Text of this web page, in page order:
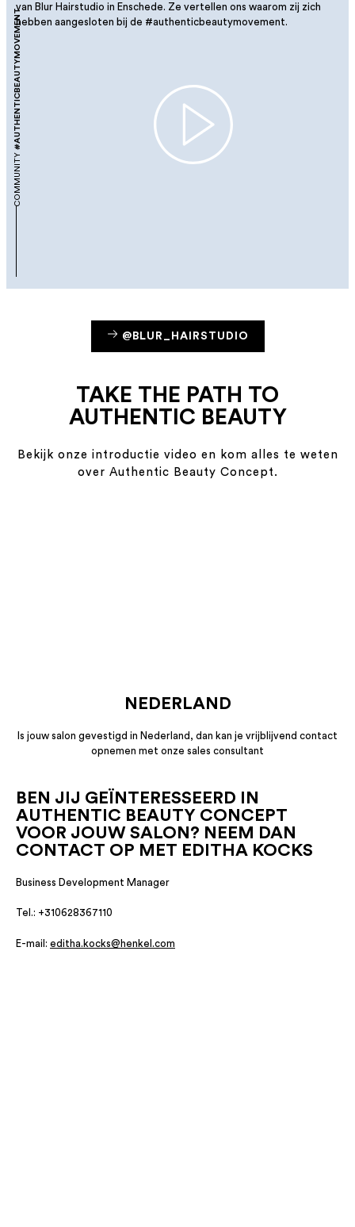
van Blur Hairstudio in Enschede. Ze vertellen ons waarom zij zich
hebben aangesloten bij de #authenticbeautymovement.
COMMUNITY
#AUTHENTICBEAUTYMOVEMENT
@BLUR_HAIRSTUDIO
TAKE THE PATH TO
AUTHENTIC BEAUTY
Bekijk onze introductie video en kom alles te weten
over Authentic Beauty Concept.
NEDERLAND
Is jouw salon gevestigd in Nederland, dan kan je vrijblijvend contact
opnemen met onze sales consultant
BEN JIJ GEÏNTERESSEERD IN
AUTHENTIC BEAUTY CONCEPT
VOOR JOUW SALON? NEEM DAN
CONTACT OP MET EDITHA KOCKS
Business Development Manager
Tel.: +310628367110
E-mail: editha.kocks@henkel.com